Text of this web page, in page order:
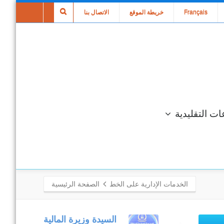
الاتصال بنا خريطة الموقع Français
التقليدية
الخدمات الإدارية على الخط الصفحة الرئيسية
السيدة وزيرة المالية